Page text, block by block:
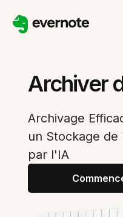
Archiver
Archivage
un Stockage de
par l'IA